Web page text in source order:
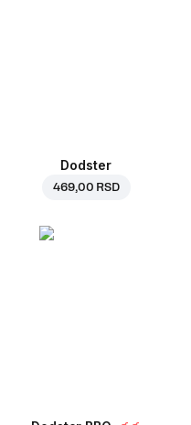
Dodster
469,00 RSD